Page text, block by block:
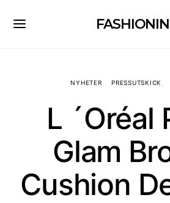
NYHETER PRESSUTSKICK
L ´Oréal
Glam
Cushion